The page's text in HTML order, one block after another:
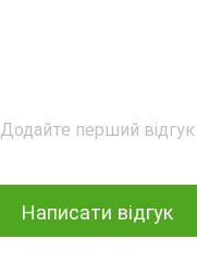
Додайте перший відгук
Написати відгук